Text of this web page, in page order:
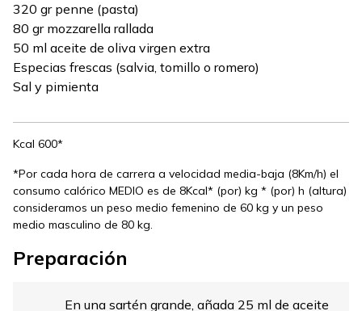
320 gr penne (pasta)
80 gr mozzarella rallada
50 ml aceite de oliva virgen extra
Especias frescas (salvia, tomillo o romero)
Sal y pimienta
Kcal 600*
*Por cada hora de carrera a velocidad media-baja (8Km/h) el
consumo calórico MEDIO es de 8Kcal* (por) kg * (por) h (altura)
consideramos un peso medio femenino de 60 kg y un peso
medio masculino de 80 kg.
Preparación
En una sartén grande, añada 25 ml de aceite